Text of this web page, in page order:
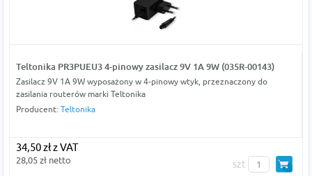
Teltonika PR3PUEU3 4-pinowy zasilacz 9V 1A 9W (035R-00143)
Zasilacz 9V 1A 9W wyposażony w 4-pinowy wtyk, przeznaczony do
zasilania routerów marki Teltonika
Producent: Teltonika
34,50 zł z VAT
28,05 zł netto szt